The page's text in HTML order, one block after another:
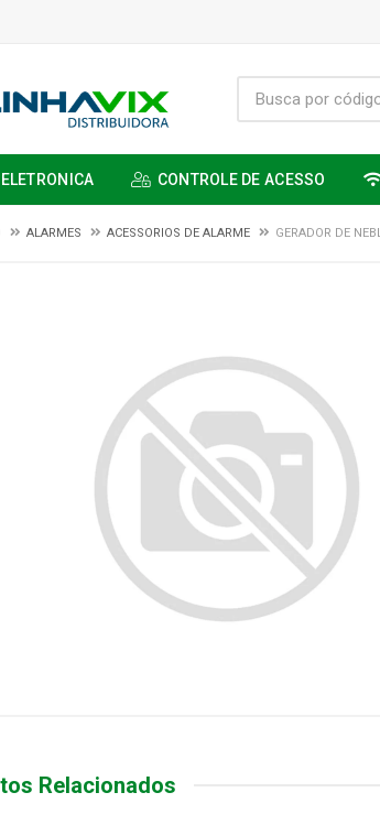
CONTROLE DE ACESSO
ALARMES ACESSORIOS DE ALARME GERADOR DE
Relacionados